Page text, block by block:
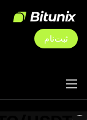
ثبت‌نام